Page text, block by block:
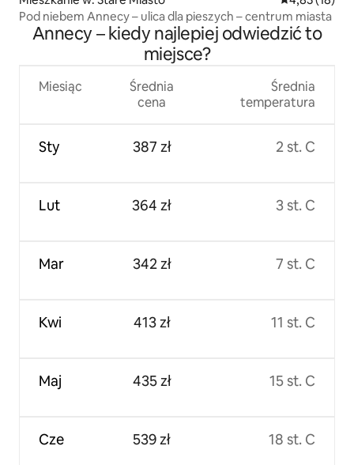
Pod niebem Annecy – ulica dla pieszych – centrum miasta
Annecy – kiedy najlepiej odwiedzić to
miejsce?
Miesiąc
Sty
Lut
Mar
Kwi
Maj
Cze
Średnia
cena
387 zł
364 zł
342 zł
413 zł
435 zł
539 zł
Średnia
temperatura
2 st. C
3 st. C
7 st. C
11 st. C
15 st. C
18 st. C